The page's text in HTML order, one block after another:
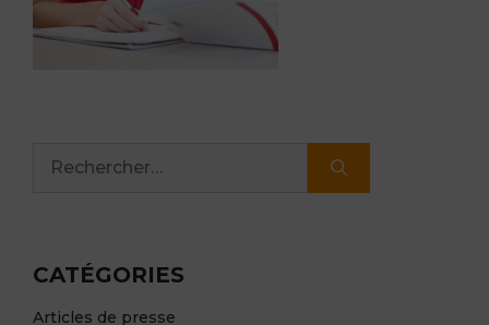
CATÉGORIES
Articles de presse